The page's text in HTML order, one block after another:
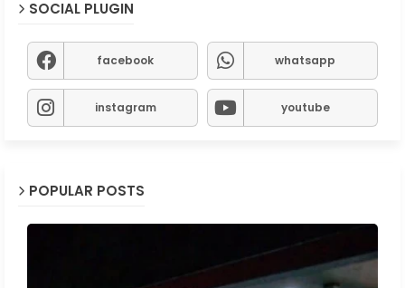
SOCIAL PLUGIN
facebook whatsapp
instagram youtube
POPULAR POSTS